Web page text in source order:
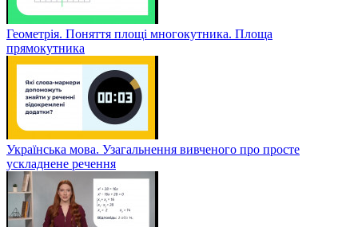
Геометрія. Поняття площі многокутника. Площа
прямокутника
Українська мова. Узагальнення вивченого про просте
ускладнене речення